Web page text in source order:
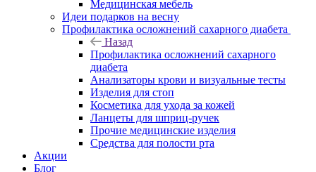
Медицинская мебель
Идеи подарков на весну
Профилактика осложнений сахарного диабета
Назад
Профилактика осложнений сахарного
диабета
Анализаторы крови и визуальные тесты
Изделия для стоп
Косметика для ухода за кожей
Ланцеты для шприц-ручек
Прочие медицинские изделия
Средства для полости рта
Акции
Блог